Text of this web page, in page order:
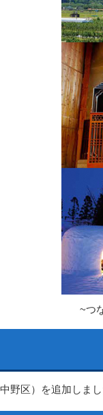
~つ
野区）を追加しまし